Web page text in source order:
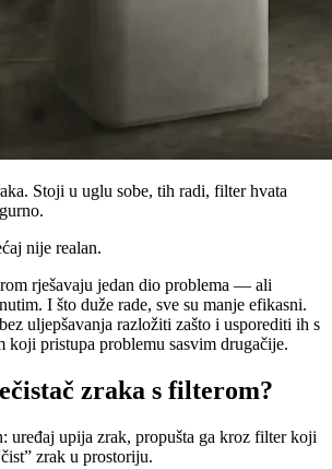
Stoji u uglu sobe, tih radi, filter hvata
nije realan.
rješavaju jedan dio problema — ali
I što duže rade, sve su manje efikasni.
uljepšavanja razložiti zašto i usporediti ih s
pristupa problemu sasvim drugačije.
zraka s filterom?
uređaj upija zrak, propušta ga kroz filter koji
zrak u prostoriju.